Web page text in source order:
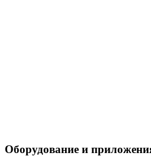
Оборудование и